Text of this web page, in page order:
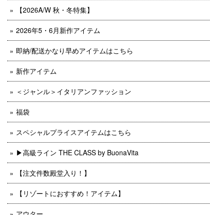
【2026A/W 秋・冬特集】
2026年5・6月新作アイテム
即納/配送かなり早めアイテムはこちら
新作アイテム
＜ジャンル＞イタリアンファッション
福袋
スペシャルプライスアイテムはこちら
▶︎高級ライン THE CLASS by BuonaVita
【注文件数殿堂入り！】
【リゾートにおすすめ！アイテム】